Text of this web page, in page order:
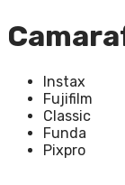
Instax
Fujifilm
Classic
Funda
Pixpro